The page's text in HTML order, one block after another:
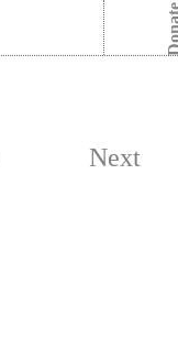
Next